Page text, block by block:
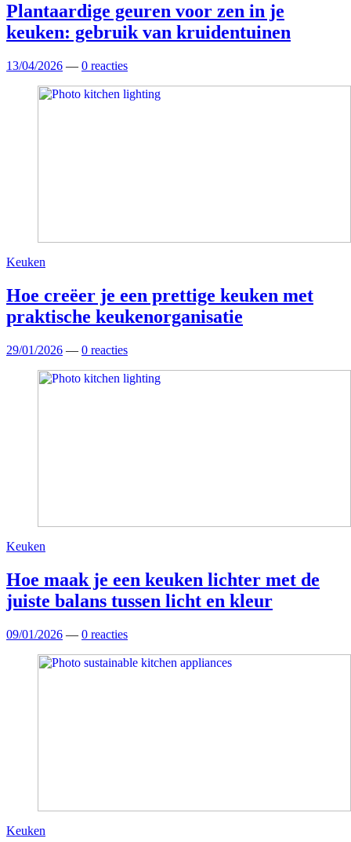
Plantaardige geuren voor zen in je
keuken: gebruik van kruidentuinen
13/04/2026 — 0 reacties
Keuken
Hoe creëer je een prettige keuken met
praktische keukenorganisatie
29/01/2026 — 0 reacties
Keuken
Hoe maak je een keuken lichter met de
juiste balans tussen licht en kleur
09/01/2026 — 0 reacties
Keuken